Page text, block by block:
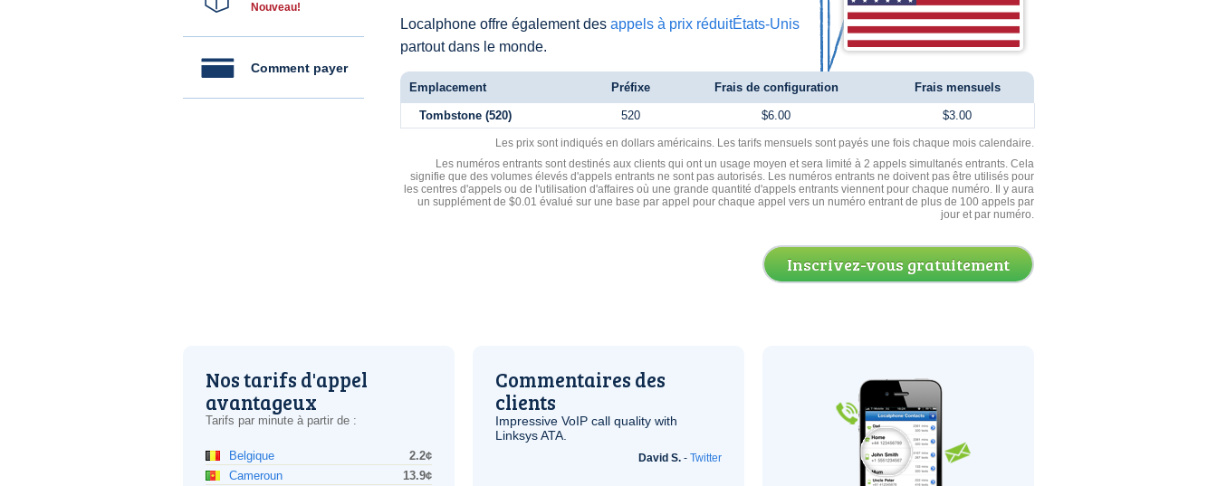
Nouveau!
Comment payer
Localphone offre également des appels à prix réduitÉtats-Unis
partout dans le monde.
Emplacement Préfixe Frais de configuration Frais mensuels
Tombstone (520) 520 $6.00 $3.00
Les prix sont indiqués en dollars américains. Les tarifs mensuels sont payés une fois chaque mois calendaire.
Les numéros entrants sont destinés aux clients qui ont un usage moyen et sera limité à 2 appels simultanés entrants. Cela
signifie que des volumes élevés d'appels entrants ne sont pas autorisés. Les numéros entrants ne doivent pas être utilisés pour
les centres d'appels ou de l'utilisation d'affaires où une grande quantité d'appels entrants viennent pour chaque numéro. Il y aura
un supplément de $0.01 évalué sur une base par appel pour chaque appel vers un numéro entrant de plus de 100 appels par
jour et par numéro.
Inscrivez-vous gratuitement
Nos tarifs d'appel
avantageux
Tarifs par minute à partir de :
Belgique
2.2¢
Cameroun
13.9¢
Commentaires des
clients
Impressive VoIP call quality with
LinksysATA
David S. - Twitter